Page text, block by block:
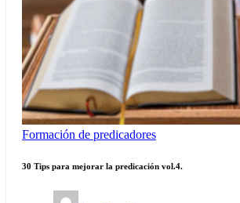
Formación de predicadores
30 Tips para mejorar la predicación vol.4.